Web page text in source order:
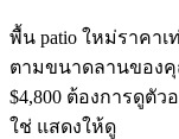
พื้น patio ใหม่ราคาเ
ตามขนาดลานของคุ
$4,800 ต้องการดูตัว
ใช่ แสดงให้ดู